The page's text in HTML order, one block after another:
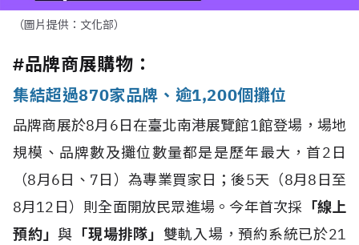
（圖片提供：文化部）
#品牌商展購物：
集結超過870家品牌、逾1,200個攤位
品牌商展於8月6日在臺北南港展覽館1館登場，場地
規模、品牌數及攤位數量都是是歷年最大，首2日
（8月6日、7日）為專業買家日；後5天（8月8日至
8月12日）則全面開放民眾進場。今年首次採 「線上
預約」與 「現場排隊」 雙軌入場，預約系統已於21